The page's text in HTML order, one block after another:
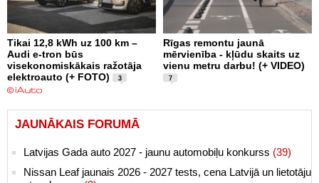
Tikai 12,8 kWh uz 100 km –
Audi e-tron būs
visekonomiskākais ražotāja
elektroauto (+ FOTO)
3
Rīgas remontu jaunā
mērvienība - kļūdu skaits uz
vienu metru darbu! (+ VIDEO)
7
JAUNĀKAIS FORUMĀ
Latvijas Gada auto 2027 - jaunu automobiļu konkurss (39)
Nissan Leaf jaunais 2026 - 2027 tests, cena Latvijā un lietotāju